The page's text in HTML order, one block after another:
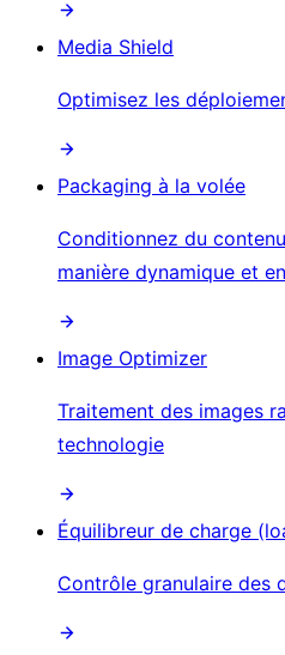
Media Shield
Optimisez les
Packaging à la volée
Conditionnez du
manière dynamique et
Image Optimizer
Traitement des images
technologie
Équilibreur de charge
Contrôle granulaire des